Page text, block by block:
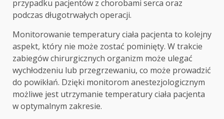
przypadku pacjentów z chorobami serca oraz
podczas długotrwałych operacji.
Monitorowanie temperatury ciała pacjenta to kolejny
aspekt, który nie może zostać pominięty. W trakcie
zabiegów chirurgicznych organizm może ulegać
wychłodzeniu lub przegrzewaniu, co może prowadzić
do powikłań. Dzięki monitorom anestezjologicznym
możliwe jest utrzymanie temperatury ciała pacjenta
w optymalnym zakresie.